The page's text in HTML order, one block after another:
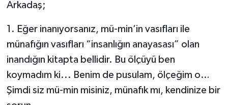
Arkadaş;
1. Eğer inanıyorsanız, mü-min’in vasıfları ile
münafığın vasıfları “insanlığın anayasası” olan
inandığın kitapta bellidir. Bu ölçüyü ben
koymadım ki... Benim de pusulam, ölçeğim o…
Şimdi siz mü-min misiniz, münafık mı, kendinize bir